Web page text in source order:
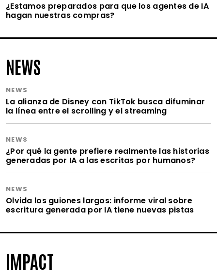
¿Estamos preparados para que los agentes de IA
hagan nuestras compras?
NEWS
NEWS
La alianza de Disney con TikTok busca difuminar
la línea entre el scrolling y el streaming
NEWS
¿Por qué la gente prefiere realmente las historias
generadas por IA a las escritas por humanos?
NEWS
Olvida los guiones largos: informe viral sobre
escritura generada por IA tiene nuevas pistas
IMPACT